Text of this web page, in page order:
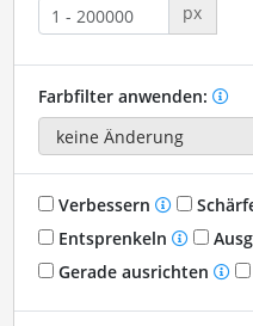
px
Farbfilter anwenden:
Verbessern
Entsprenkeln
Gerade ausrichten